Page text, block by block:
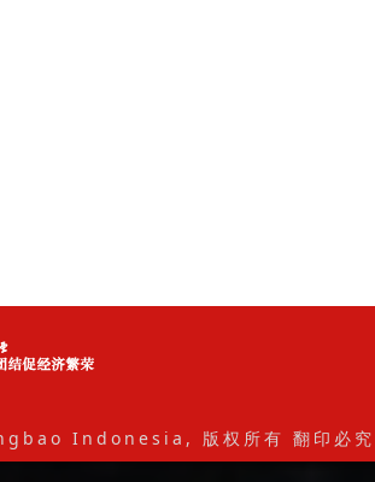
Indonesia, 版权所有 翻印必